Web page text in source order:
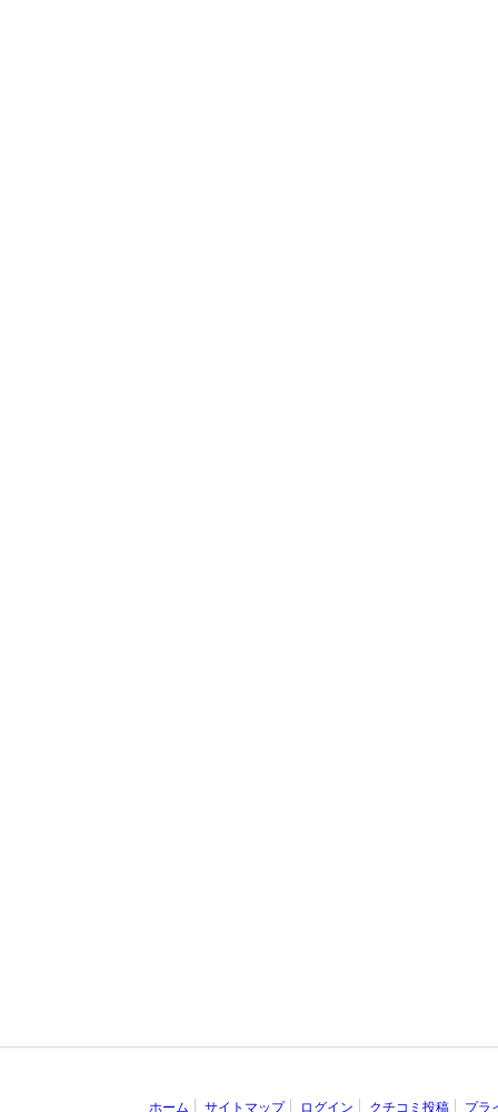
ホーム サイトマップ ログイン クチコミ投稿 プラ